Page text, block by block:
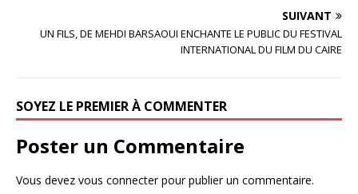
b
k
r e SUIVANT
UN FILS, DE MEHDI BARSAOUI ENCHANTE LE PUBLIC DU FESTIVAL
INTERNATIONAL DU FILM DU CAIRE
SOYEZ LE PREMIER À COMMENTER
Poster un Commentaire
Vous devez vous connecterpour publier un commentaire.